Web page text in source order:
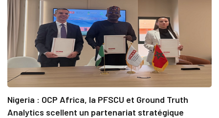
Nigeria : OCP Africa, la PFSCU et Ground Truth
Analytics scellent un partenariat stratégique